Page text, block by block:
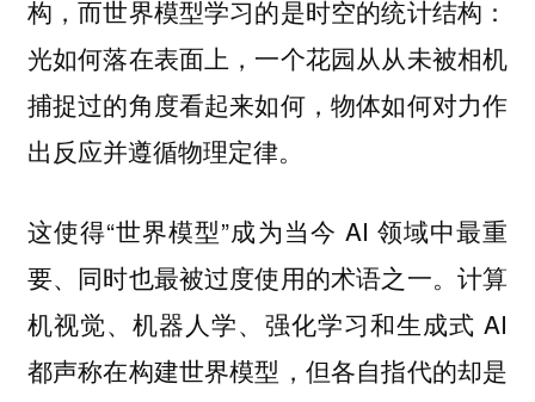
构，而世界模型学习的是时空的统计结构：
光如何落在表面上，一个花园从从未被相机
捕捉过的角度看起来如何，物体如何对力作
出反应并遵循物理定律。
这使得“世界模型”成为当今 AI 领域中最重
要、同时也最被过度使用的术语之一。计算
机视觉、机器人学、强化学习和生成式 AI
都声称在构建世界模型，但各自指代的却是